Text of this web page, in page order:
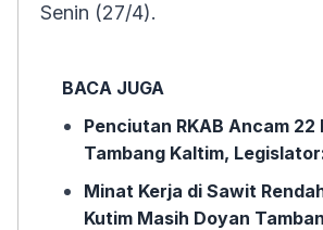
Senin (27/4).
BACA JUGA
Penciutan RKAB Ancam 22
Tambang Kaltim,
Minat Kerja di Sawit
Kutim Masih Doyan